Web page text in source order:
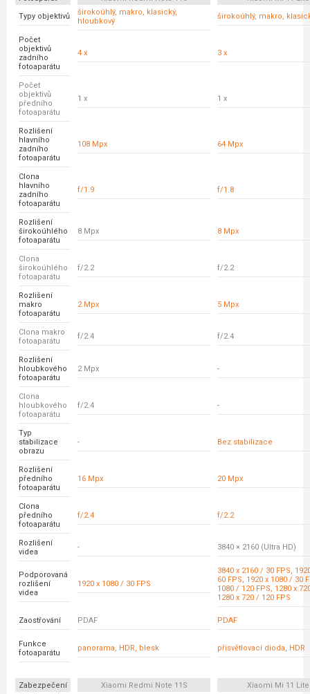
Typy objektivů
širokoúhlý, makro, klasický,
hloubkový
širokoúhlý, makro,
Počet
objektivů
zadního
fotoaparátu
4 x 3 x
Počet
objektivů
předního
fotoaparátu
1 x 1 x
Rozlišení
hlavního
zadního
fotoaparátu
108 Mpx 64 Mpx
Clona
hlavního
zadního
fotoaparátu
f/1.9 f/1.8
Rozlišení
širokoúhlého
fotoaparátu
8 Mpx 8 Mpx
Clona
širokoúhlého
fotoaparátu
f/2.2 f/2.2
Rozlišení
makro
fotoaparátu
2 Mpx 5 Mpx
Clona makro
fotoaparátu
f/2.4 f/2.4
Rozlišení
hloubkového
fotoaparátu
2 Mpx -
Clona
hloubkového
fotoaparátu
f/2.4 -
Typ
stabilizace
obrazu
- Bez stabilizace
Rozlišení
předního
fotoaparátu
16 Mpx 20 Mpx
Clona
předního
fotoaparátu
f/2.4 f/2.2
Rozlišení
videa
- 3840 × 2160 (Ultra HD)
Podporovaná
rozlišení
videa
1920 x 1080 / 30 FPS
3840 x 2160 / 30 FPS,
60 FPS, 1920 x 1080 / 30
1080 / 120 FPS, 1280 x
1280 x 720 / 120 FPS
Zaostřování PDAF PDAF
Funkce
fotoaparátu
panorama, HDR, blesk přisvětlovací dioda, HDR
Zabezpečení Xiaomi Redmi Note 11S
Xiaomi Mi 11 Lite